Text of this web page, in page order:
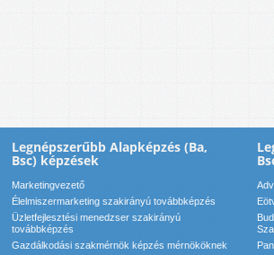
Legnépszerűbb Alapképzés (Ba,
Bsc) képzések
Marketingvezető
Élelmiszermarketing szakirányú továbbképzés
Üzletfejlesztési menedzser szakirányú
továbbképzés
Gazdálkodási szakmérnök képzés mérnököknek